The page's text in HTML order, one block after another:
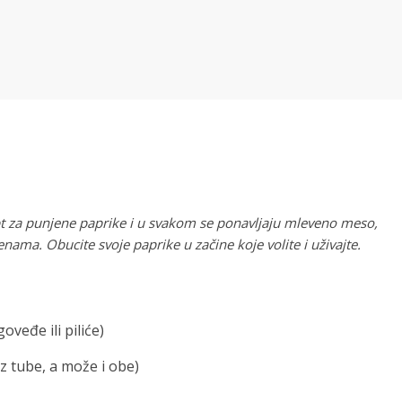
punjene paprike i u svakom se ponavljaju mleveno meso,
Obucite svoje paprike u začine koje volite i uživajte.
ili piliće)
tube, a može i obe)